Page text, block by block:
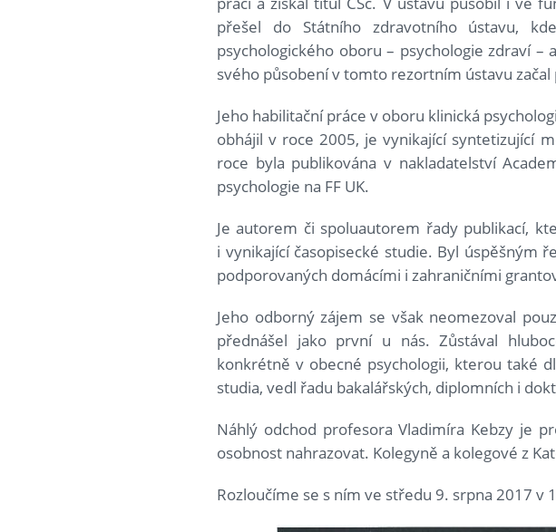
přešel do Státního zdravotního ústavu,
psychologického oboru – psychologie zdraví
svého působení v tomto rezortním ústavu začal
Jeho habilitační práce v oboru klinická
obhájil v roce 2005, je vynikající syntetizující
roce byla publikována v nakladatelství
psychologie na FF UK.
Je autorem či spoluautorem řady publikací,
i vynikající časopisecké studie. Byl úspěšným
podporovaných domácími i zahraničními
Jeho odborný zájem se však neomezoval
přednášel jako první u nás. Zůstával
konkrétně v obecné psychologii, kterou také
studia, vedl řadu bakalářských, diplomních i
Náhlý odchod profesora Vladimíra Kebzy je
osobnost nahrazovat. Kolegyně a kolegové z
Rozloučíme se s ním ve středu 9. srpna 2017 v